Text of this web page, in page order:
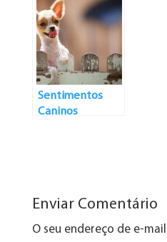
nutrição dos cães
Sentimentos
Caninos
Enviar Comentário
O seu endereço de e-